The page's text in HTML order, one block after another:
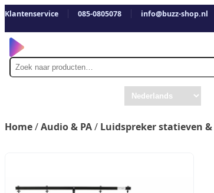
Klantenservice 085-0805078 info@buzz-shop.nl
Zoek
naar
Home/Audio & PA/ Luidspreker statieven